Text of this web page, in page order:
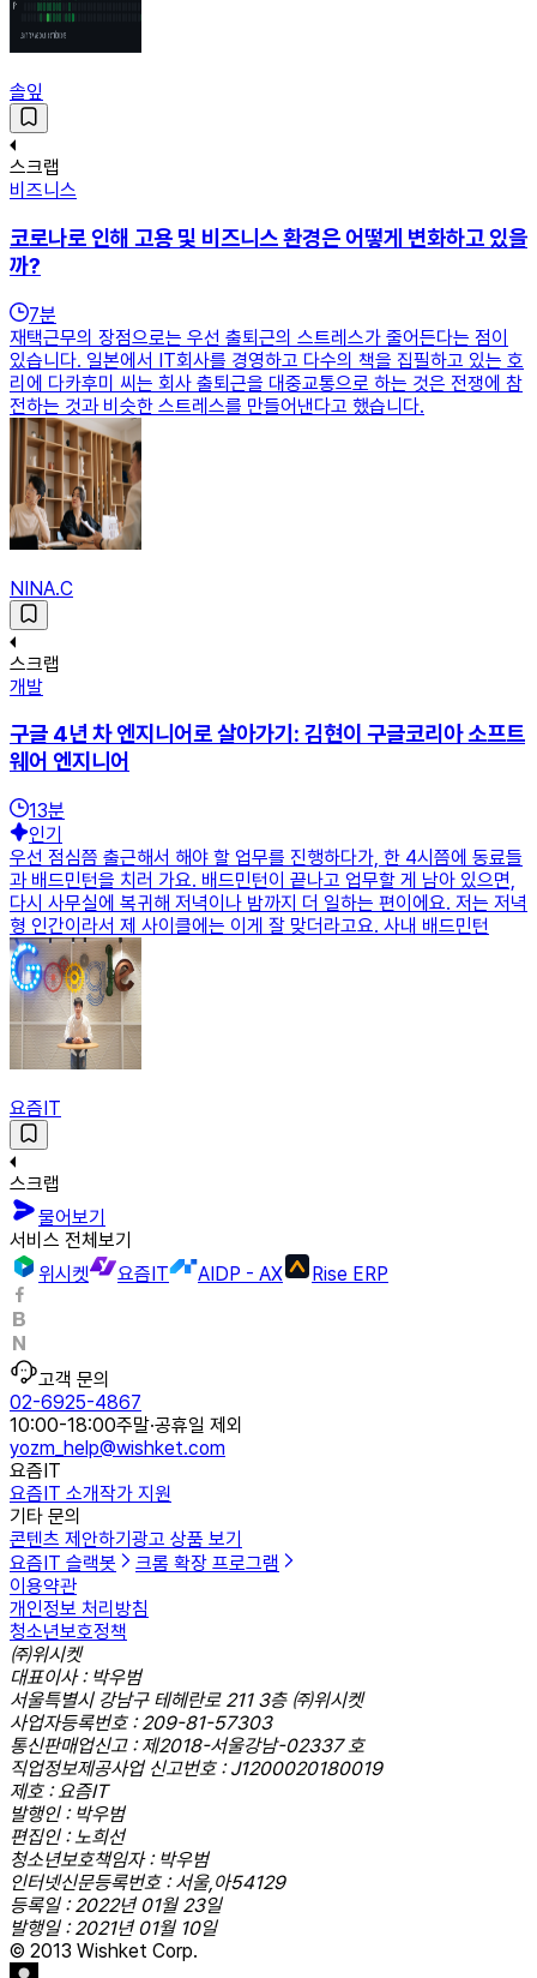
솔잎
스크랩
비즈니스
코로나로 인해 고용 및 비즈니스 환경은 어떻게 변화하고 있을
까?
7분
재택근무의 장점으로는 우선 출퇴근의 스트레스가 줄어든다는 점이
있습니다. 일본에서 IT회사를 경영하고 다수의 책을 집필하고 있는 호
리에 다카후미 씨는 회사 출퇴근을 대중교통으로 하는 것은 전쟁에 참
전하는 것과 비슷한 스트레스를 만들어낸다고 했습니다.
NINA.C
스크랩
개발
구글 4년 차 엔지니어로 살아가기: 김현이 구글코리아 소프트
웨어 엔지니어
13분
인기
우선 점심쯤 출근해서 해야 할 업무를 진행하다가, 한 4시쯤에 동료들
과 배드민턴을 치러 가요. 배드민턴이 끝나고 업무할 게 남아 있으면,
다시 사무실에 복귀해 저녁이나 밤까지 더 일하는 편이에요. 저는 저녁
형 인간이라서 제 사이클에는 이게 잘 맞더라고요. 사내 배드민턴
요즘IT
스크랩
물어보기
서비스 전체보기
위시켓
요즘IT AIDP - AX Rise ERP
고객 문의
02-6925-4867
10:00-18:00주말·공휴일 제외
yozm_help@wishket.com
요즘IT
요즘IT 소개작가 지원
기타 문의
콘텐츠 제안하기 광고 상품 보기
요즘IT 슬랙봇
크롬 확장 프로그램
이용약관
개인정보 처리방침
청소년보호정책
㈜위시켓
대표이사 : 박우범
서울특별시 강남구 테헤란로 211 3층 ㈜위시켓
사업자등록번호 : 209-81-57303
통신판매업신고 : 제2018-서울강남-02337 호
직업정보제공사업 신고번호 : J1200020180019
제호 : 요즘IT
발행인 : 박우범
편집인 : 노희선
청소년보호책임자 : 박우범
인터넷신문등록번호 : 서울,아54129
등록일 : 2022년 01월 23일
발행일 : 2021년 01월 10일
© 2013 Wishket Corp.